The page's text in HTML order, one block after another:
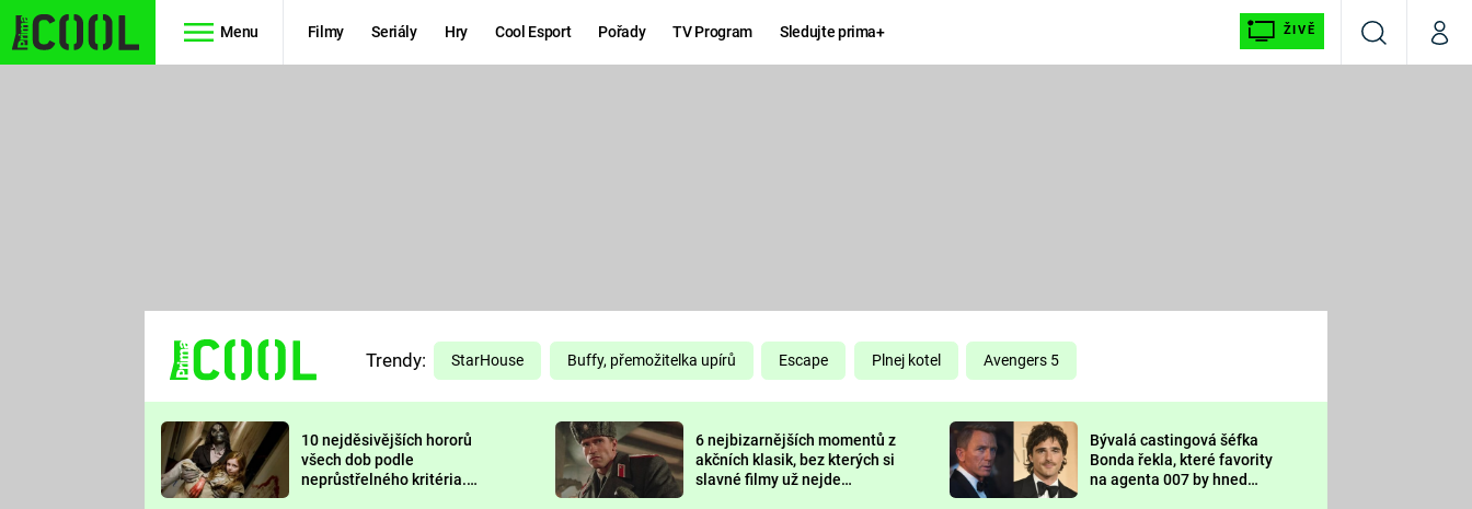
Menu Filmy Seriály Hry Cool Esport Pořady TV Program Sledujte prima+ ŽIVĚ
VyhledáváníMůj
TŘESKU
FUTURAMA
PREDÁTOR
DELIVERANCE
KOMEDIE
CHUCK
NORRIS
DEADPOOL
Prima LAJK
Sledujte nás
Trendy: StarHouse Buffy, přemožitelka upírů Escape Plnej kotel Avengers 5
10 nejděsivějších hororů
všech dob podle
neprůstřelného kritéria.
6 nejbizarnějších momentů z
akčních klasik, bez kterých si
slavné filmy už nejde
Bývalá castingová šéfka
Bonda řekla, které favority
na agenta 007 by hned